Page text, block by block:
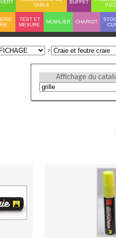
TABLE
BUFFET
TEST ET
MESURE
MOBILIER CHARIOT
Affichage du